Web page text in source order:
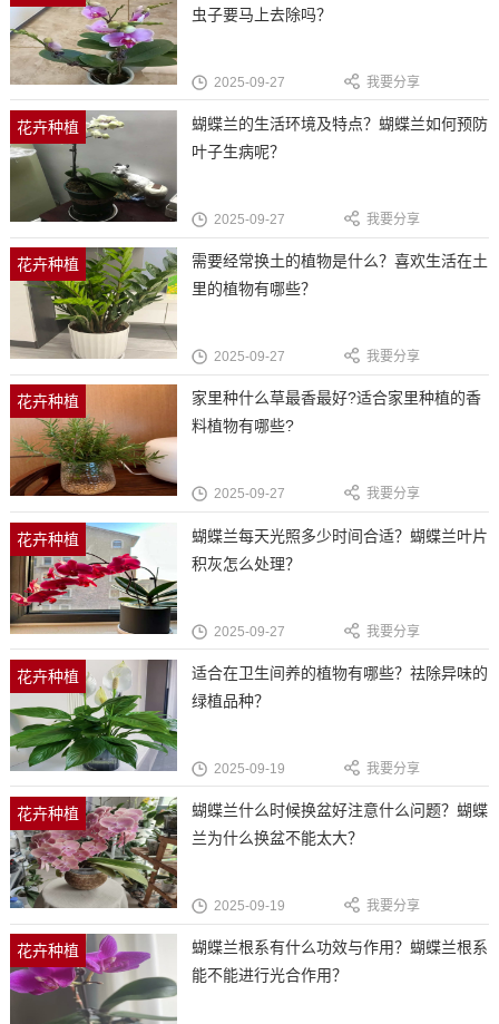
虫子要马上去除吗？
2025-09-27 我要分享
花卉种植
蝴蝶兰的生活环境及特点？蝴蝶兰如何预防
叶子生病呢？
2025-09-27 我要分享
花卉种植
需要经常换土的植物是什么？喜欢生活在土
里的植物有哪些？
2025-09-27 我要分享
花卉种植
家里种什么草最香最好?适合家里种植的香
料植物有哪些?
2025-09-27 我要分享
花卉种植
蝴蝶兰每天光照多少时间合适？蝴蝶兰叶片
积灰怎么处理？
2025-09-27 我要分享
花卉种植
适合在卫生间养的植物有哪些？祛除异味的
绿植品种？
2025-09-19 我要分享
花卉种植
蝴蝶兰什么时候换盆好注意什么问题？蝴蝶
兰为什么换盆不能太大？
2025-09-19 我要分享
花卉种植
蝴蝶兰根系有什么功效与作用？蝴蝶兰根系
能不能进行光合作用？